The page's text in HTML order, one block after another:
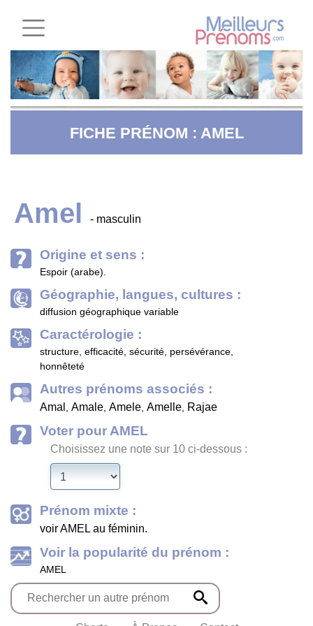
FICHE PRÉNOM : AMEL
Amel - masculin
Origine et sens :
Espoir (arabe).
Géographie, langues, cultures :
diffusion géographique variable
Caractérologie :
structure, efficacité, sécurité, persévérance,
honnêteté
Autres prénoms associés :
Amal , Amale, Amele, Amelle, Rajae
Voter pour AMEL
Choisissez une note sur 10 ci-dessous :
Prénom mixte :
voir AMEL au féminin.
Voir la popularité du prénom :
AMEL